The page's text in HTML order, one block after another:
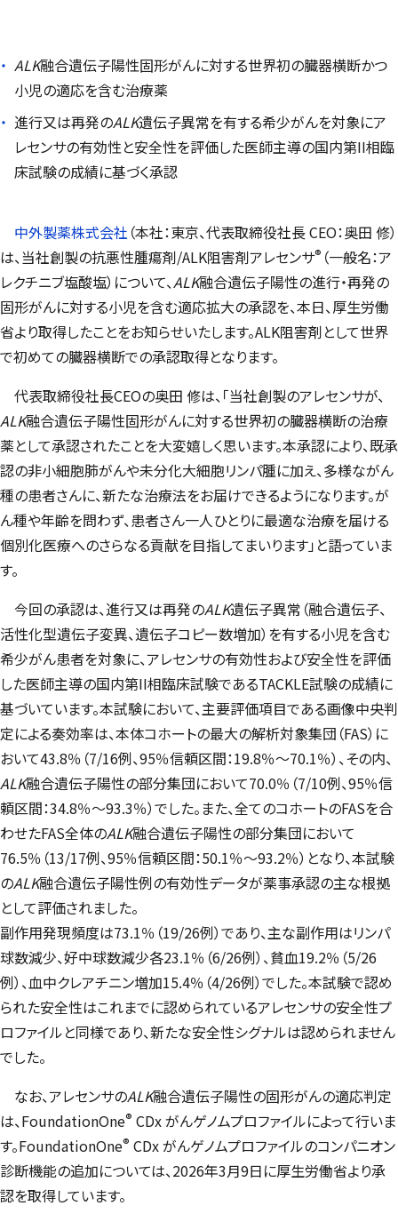
ALK融合遺伝子陽性固形がんに対する世界初の臓器横断かつ
小児の適応を含む治療薬
進行又は再発のALK遺伝子異常を有する希少がんを対象にア
レセンサの有効性と安全性を評価した医師主導の国内第II相臨
床試験の成績に基づく承認
中外製薬株式会社 （本社：東京、代表取締役社長 CEO：奥田 修）
は、当社創製の抗悪性腫瘍剤/ALK阻害剤アレセンサ® （一般名：ア
レクチニブ塩酸塩）について、ALK融合遺伝子陽性の進行・再発の
固形がんに対する小児を含む適応拡大の承認を、本日、厚生労働
省より取得したことをお知らせいたします。ALK阻害剤として世界
で初めての臓器横断での承認取得となります。
代表取締役社長CEOの奥田 修は、「当社創製のアレセンサが、
ALK融合遺伝子陽性固形がんに対する世界初の臓器横断の治療
薬として承認されたことを大変嬉しく思います。本承認により、既承
認の非小細胞肺がんや未分化大細胞リンパ腫に加え、多様ながん
種の患者さんに、新たな治療法をお届けできるようになります。が
ん種や年齢を問わず、患者さん一人ひとりに最適な治療を届ける
個別化医療へのさらなる貢献を目指してまいります」と語っていま
す。
今回の承認は、進行又は再発のALK遺伝子異常（融合遺伝子、
活性化型遺伝子変異、遺伝子コピー数増加）を有する小児を含む
希少がん患者を対象に、アレセンサの有効性および安全性を評価
した医師主導の国内第II相臨床試験であるTACKLE試験の成績に
基づいています。本試験において、主要評価項目である画像中央判
定による奏効率は、本体コホートの最大の解析対象集団（FAS）に
おいて43.8％（7/16例、95％信頼区間：19.8％～70.1％）、その内、
ALK融合遺伝子陽性の部分集団において70.0％（7/10例、95％信
頼区間：34.8％～93.3％）でした。また、全てのコホートのFASを合
わせたFAS全体のALK融合遺伝子陽性の部分集団において
76.5％（13/17例、95％信頼区間：50.1％～93.2％）となり、本試験
のALK融合遺伝子陽性例の有効性データが薬事承認の主な根拠
として評価されました。
副作用発現頻度は73.1％（19/26例）であり、主な副作用はリンパ
球数減少、好中球数減少各23.1％（6/26例）、貧血19.2％（5/26
例）、血中クレアチニン増加15.4％（4/26例）でした。本試験で認め
られた安全性はこれまでに認められているアレセンサの安全性プ
ロファイルと同様であり、新たな安全性シグナルは認められません
でした。
なお、アレセンサのALK融合遺伝子陽性の固形がんの適応判定
は、FoundationOne® CDxがんゲノムプロファイルによって行いま
す。FoundationOne® CDxがんゲノムプロファイルのコンパニオン
診断機能の追加については、2026年3月9日に厚生労働省より承
認を取得しています。